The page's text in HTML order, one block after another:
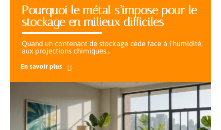
Pourquoi le métal s’impose pour le
stockage en milieux difficiles
Quand un contenant de stockage cède face à l'humidité,
aux projections chimiques…
En savoir plus